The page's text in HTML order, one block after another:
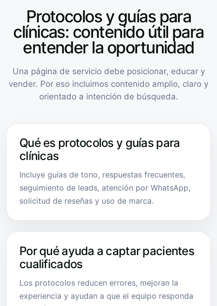
Protocolos y guías para
clínicas: contenido útil para
entender la oportunidad
Una página de servicio debe posicionar, educar y
vender. Por eso incluimos contenido amplio, claro y
orientado a intención de búsqueda.
Qué es protocolos y guías para
clínicas
Incluye guías de tono, respuestas frecuentes,
seguimiento de leads, atención por WhatsApp,
solicitud de reseñas y uso de marca.
Por qué ayuda a captar pacientes
cualificados
Los protocolos reducen errores, mejoran la
experiencia y ayudan a que el equipo responda